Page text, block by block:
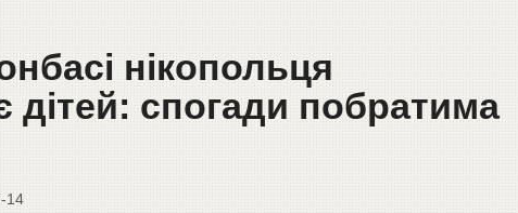
нікопольця
спогади побратима
14